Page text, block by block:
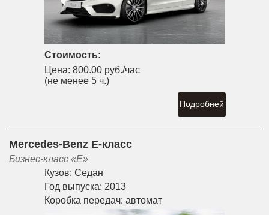
Стоимость:
Цена: 800.00 руб./час
(не менее 5 ч.)
Подробней
Mercedes-Benz E-класс
Бизнес-класс «E»
Кузов: Седан
Год выпуска: 2013
Коробка передач: автомат